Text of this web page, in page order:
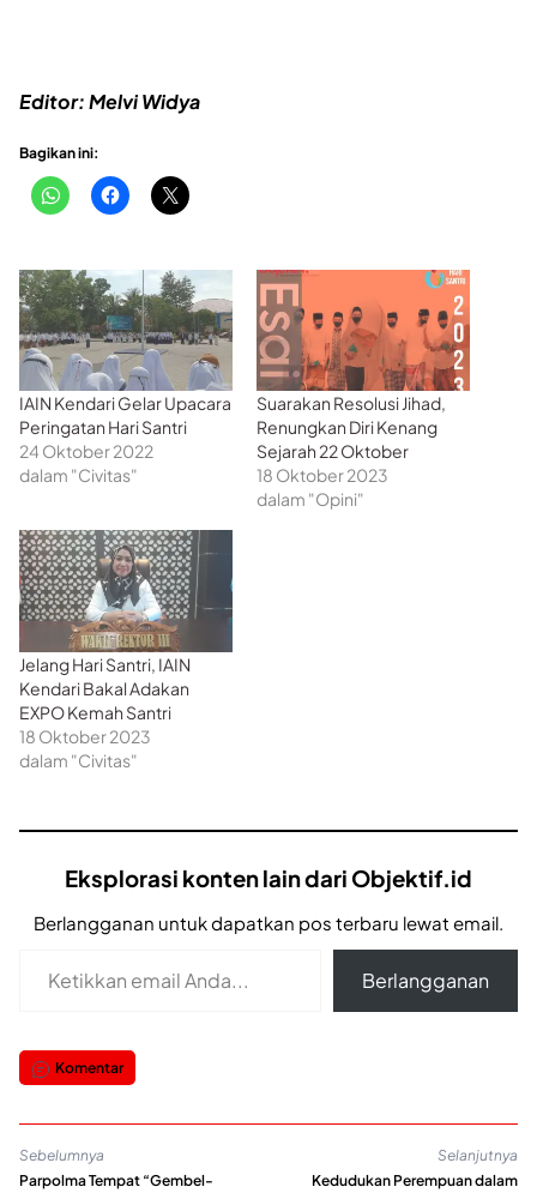
Editor: Melvi Widya
Bagikan ini:
IAIN Kendari Gelar Upacara
Peringatan Hari Santri
24 Oktober 2022
dalam "Civitas"
Suarakan Resolusi Jihad,
Renungkan Diri Kenang
Sejarah 22 Oktober
18 Oktober 2023
dalam "Opini"
Jelang Hari Santri, IAIN
Kendari Bakal Adakan
EXPO Kemah Santri
18 Oktober 2023
dalam "Civitas"
Eksplorasi konten lain dari Objektif.id
Berlangganan untuk dapatkan pos terbaru lewat email.
Berlangganan
Komentar
Sebelumnya
Parpolma Tempat “Gembel-
Selanjutnya
Kedudukan Perempuan dalam